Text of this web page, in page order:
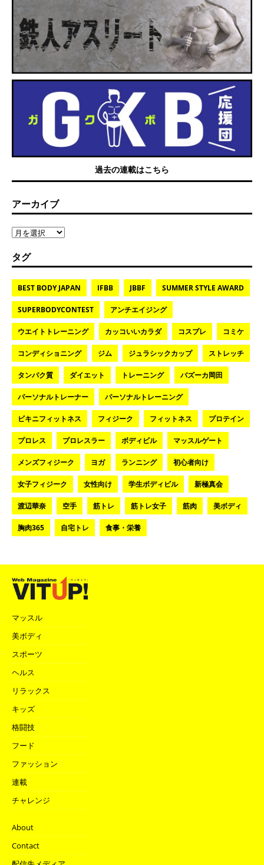
過去の連載はこちら
アーカイブ
タグ
BEST BODY JAPAN IFBB JBBF SUMMER STYLE AWARD
SUPERBODYCONTEST アンチエイジング
ウエイトトレーニング カッコいいカラダ コスプレ コミケ
コンディショニング ジム ジュラシックカップ ストレッチ
タンパク質 ダイエット トレーニング バズーカ岡田
パーソナルトレーナー パーソナルトレーニング
ビキニフィットネス フィジーク フィットネス プロテイン
プロレス プロレスラー ボディビル マッスルゲート
メンズフィジーク ヨガ ランニング 初心者向け
女子フィジーク 女性向け 学生ボディビル 新極真会
渡辺華奈 空手 筋トレ 筋トレ女子 筋肉 美ボディ
胸肉365 自宅トレ 食事・栄養
マッスル
美ボディ
スポーツ
ヘルス
リラックス
キッズ
格闘技
フード
ファッション
連載
チャレンジ
About
Contact